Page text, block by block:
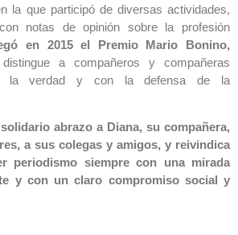
la que participó de diversas actividades,
notas de opinión sobre la profesión
en 2015 el Premio Mario Bonino,
a compañeros y compañeras
la verdad y con la defensa de la
abrazo a Diana, su compañera,
a sus colegas y amigos, y reivindica
periodismo siempre con una mirada
y con un claro compromiso social y